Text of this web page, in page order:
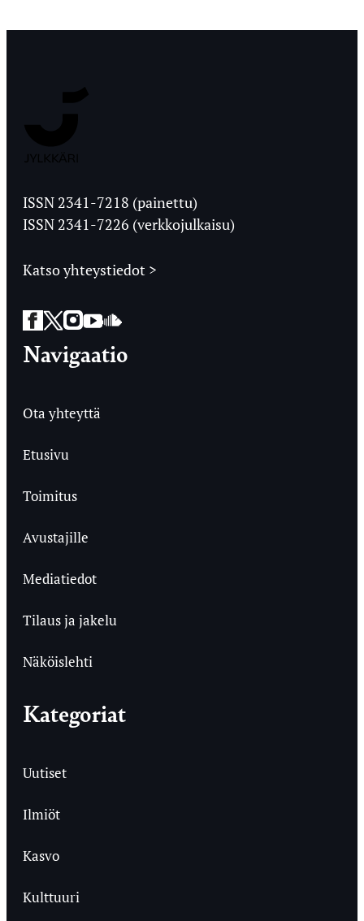
Ylioppilaslehti
ISSN 2341-7218 (painettu)
ISSN 2341-7226 (verkkojulkaisu)
Katso yhteystiedot >
Facebook
Twitter
Instagram
YouTube
SoundCloud
Navigaatio
Ota yhteyttä
Etusivu
Toimitus
Avustajille
Mediatiedot
Tilaus ja jakelu
Näköislehti
Kategoriat
Uutiset
Ilmiöt
Kasvo
Kulttuuri